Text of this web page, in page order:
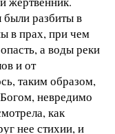
разбиты в
в прах, при чем
а воды реки
и от
таким образом,
невредимо
как
нее стихии, и